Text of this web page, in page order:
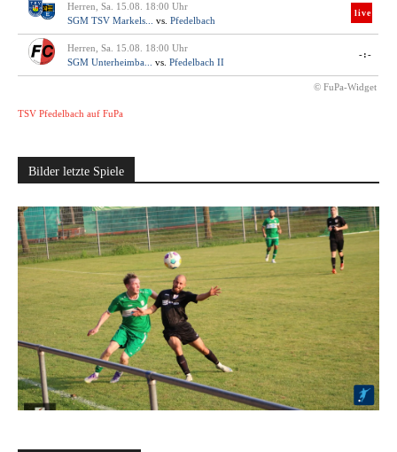
Herren, Sa. 15.08. 18:00 Uhr
SGM TSV Markels...
vs. Pfedelbach
live
Herren, Sa. 15.08. 18:00 Uhr
SGM Unterheimba...
vs. Pfedelbach II
-:-
© FuPa-Widget
TSV Pfedelbach auf FuPa
Bilder letzte Spiele